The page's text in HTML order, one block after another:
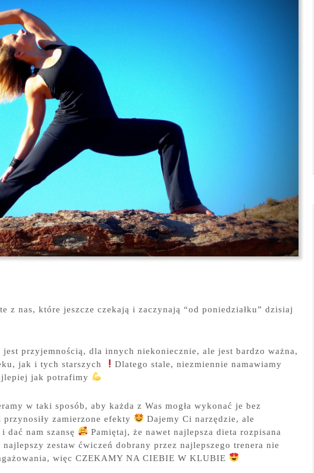
z nas, które jeszcze czekają i zaczynają “od poniedziałku” dzisiaj
przyjemnością, dla innych niekoniecznie, ale jest bardzo ważna,
jak i tych starszych
Dlatego stale, niezmiennie namawiamy
jak potrafimy
w taki sposób, aby każda z Was mogła wykonać je bez
zamierzone efekty
Dajemy Ci narzędzie, ale
dać nam szansę
Pamiętaj, że nawet najlepsza dieta rozpisana
zestaw ćwiczeń dobrany przez najlepszego trenera nie
więc CZEKAMY NA CIEBIE W KLUBIE